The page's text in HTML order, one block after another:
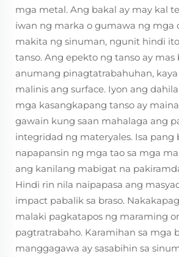
mga metal. Ang bakal ay may kal
iwan ng marka o gumawa ng mga
makita ng sinuman, ngunit hindi
tanso. Ang epekto ng tanso ay mas
anumang pinagtatrabahuhan,
malinis ang surface. Iyon ang
mga kasangkapang tanso ay
gawain kung saan mahalaga ang
integridad ng materyales. Isa pang
napapansin ng mga tao sa mga
ang kanilang mabigat na
Hindi rin nila naipapasa ang
impact pabalik sa braso.
malaki pagkatapos ng maraming
pagtratrabaho. Karamihan sa mga
manggagawa ay sasabihin sa